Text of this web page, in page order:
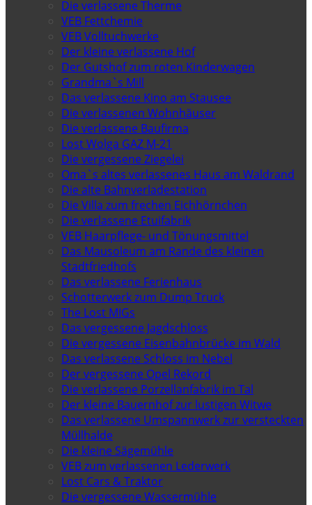
Die verlassene Therme
VEB Fettchemie
VEB Volltuchwerke
Der kleine verlassene Hof
Der Gutshof zum roten Kinderwagen
Grandma`s Mill
Das verlassene Kino am Stausee
Die verlassenen Wohnhäuser
Die verlassene Baufirma
Lost Wolga GAZ M-21
Die vergessene Ziegelei
Oma`s altes verlassenes Haus am Waldrand
Die alte Bahnverladestation
Die Villa zum frechen Eichhörnchen
Die verlassene Etuifabrik
VEB Haarpflege- und Tönungsmittel
Das Mausoleum am Rande des kleinen
Stadtfriedhofs
Das verlassene Ferienhaus
Schotterwerk zum Dump Truck
The Lost MIGs
Das vergessene Jagdschloss
Die vergessene Eisenbahnbrücke im Wald
Das verlassene Schloss im Nebel
Der vergessene Opel Rekord
Die verlassene Porzellanfabrik im Tal
Der kleine Bauernhof zur lustigen Witwe
Das verlassene Umspannwerk zur versteckten
Müllhalde
Die kleine Sägemühle
VEB zum verlassenen Lederwerk
Lost Cars & Traktor
Die vergessene Wassermühle